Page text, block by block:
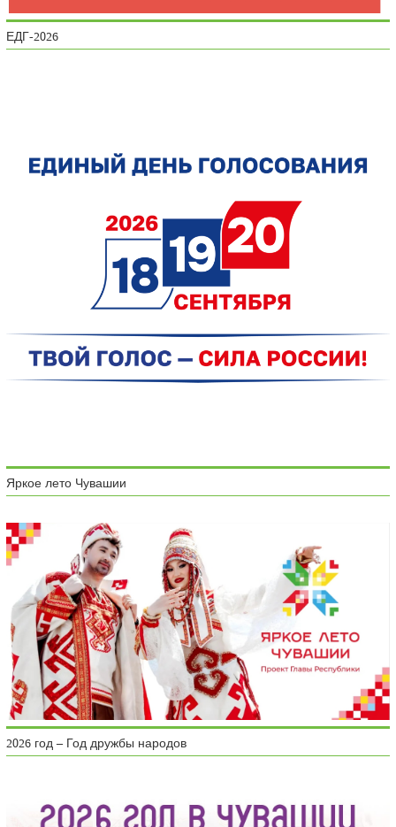
ЕДГ-2026
Яркое лето Чувашии
2026 год – Год дружбы народов